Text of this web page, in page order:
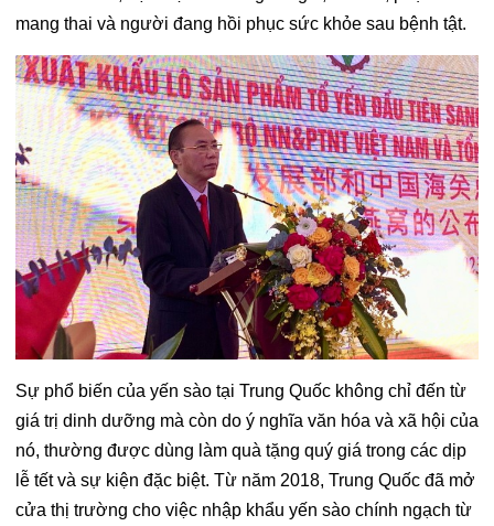
mang thai và người đang hồi phục sức khỏe sau bệnh tật.
Sự phổ biến của yến sào tại Trung Quốc không chỉ đến từ
giá trị dinh dưỡng mà còn do ý nghĩa văn hóa và xã hội của
nó, thường được dùng làm quà tặng quý giá trong các dịp
lễ tết và sự kiện đặc biệt. Từ năm 2018, Trung Quốc đã mở
cửa thị trường cho việc nhập khẩu yến sào chính ngạch từ